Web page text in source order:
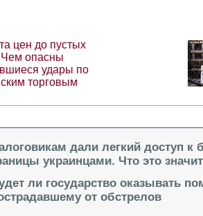
цен до пустых
Чем опасны
удары по
торговым
дали легкий доступ к
украинцами. Что это
ли государство оказывать
от обстрелов